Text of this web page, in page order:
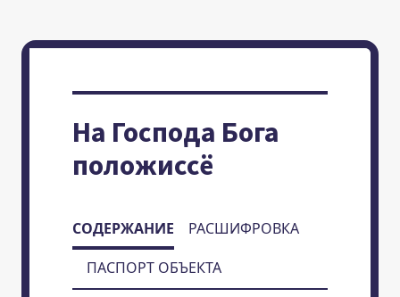
На Господа Бога
положиссё
СОДЕРЖАНИЕ
РАСШИФРОВКА
ПАСПОРТ ОБЪЕКТА